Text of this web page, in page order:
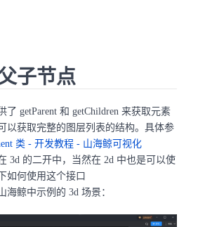
子节点
了 getParent 和 getChildren 来获取元素
以获取完整的图层列表的结构。具体参
类 - 开发教程 - 山海鲸可视化
3d 的二开中，当然在 2d 中也是可以使
如何使用这个接口
海鲸中示例的 3d 场景：